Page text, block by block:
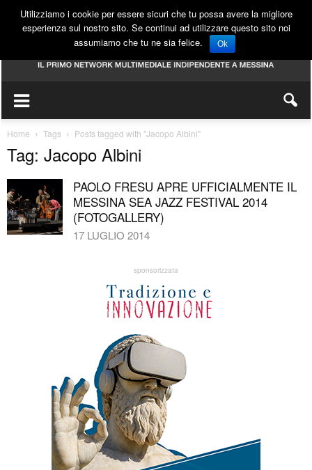
Home Tags Posts tagged with "Jacopo Albini"
Tag: Jacopo Albini
PAOLO FRESU APRE UFFICIALMENTE IL
MESSINA SEA JAZZ FESTIVAL 2014
(FOTOGALLERY)
17 LUGLIO 2014
sponsorizzata
Utilizziamo i cookie per essere sicuri che tu possa avere la migliore
esperienza sul nostro sito. Se continui ad utilizzare questo sito noi
assumiamo che tu ne sia felice.
Ok